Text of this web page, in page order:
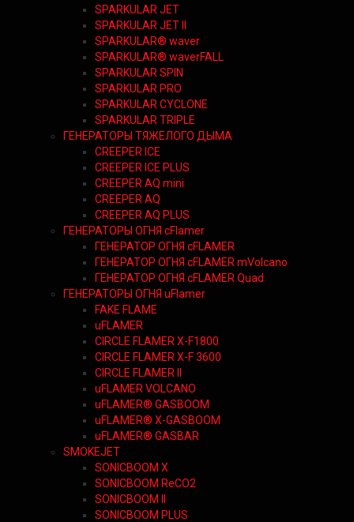
SPARKULAR JET
SPARKULAR JET II
SPARKULAR® waver
SPARKULAR® waverFALL
SPARKULAR SPIN
SPARKULAR PRO
SPARKULAR CYCLONE
SPARKULAR TRIPLE
ГЕНЕРАТОРЫ ТЯЖЕЛОГО ДЫМА
CREEPER ICE
CREEPER ICE PLUS
CREEPER AQ mini
CREEPER AQ
CREEPER AQ PLUS
ГЕНЕРАТОРЫ ОГНЯ cFlamer
ГЕНЕРАТОР ОГНЯ сFLAMER
ГЕНЕРАТОР ОГНЯ сFLAMER mVolcano
ГЕНЕРАТОР ОГНЯ сFLAMER Quad
ГЕНЕРАТОРЫ ОГНЯ uFlamer
FAKE FLAME
uFLAMER
CIRCLE FLAMER X-F1800
CIRCLE FLAMER X-F 3600
CIRCLE FLAMER II
uFLAMER VOLCANO
uFLAMER® GASBOOM
uFLAMER® X-GASBOOM
uFLAMER® GASBAR
SMOKEJET
SONICBOOM X
SONICBOOM ReCO2
SONICBOOM II
SONICBOOM PLUS